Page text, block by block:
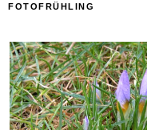
FOTOFRÜHLING